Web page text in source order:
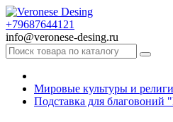
+79687644121
info@veronese-desing.ru
Мировые культуры и
Подставка для благовоний